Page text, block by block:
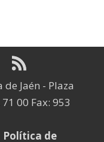
Jaén - Plaza
00 Fax: 953
Política de